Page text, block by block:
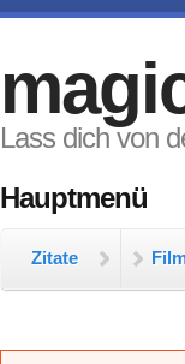
Lass dich von
Hauptmenü
Zitate